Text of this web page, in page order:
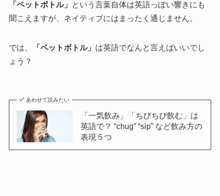
「ペットボトル」
という言葉自体は英語っぽい響きにも
聞こえますが、ネイティブにはまったく通じません。
では、 「ペットボトル」 は英語でなんと言えばいいでし
ょう？
あわせて読みたい
「一気飲み」「ちびちび飲む」は
英語で？ “chug” “sip” など飲み方の
表現５つ